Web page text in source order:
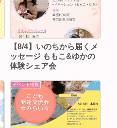
【8/4】いのちから届くメ
ッセージ ももこ&ゆかの
体験シェア会
イベント情報